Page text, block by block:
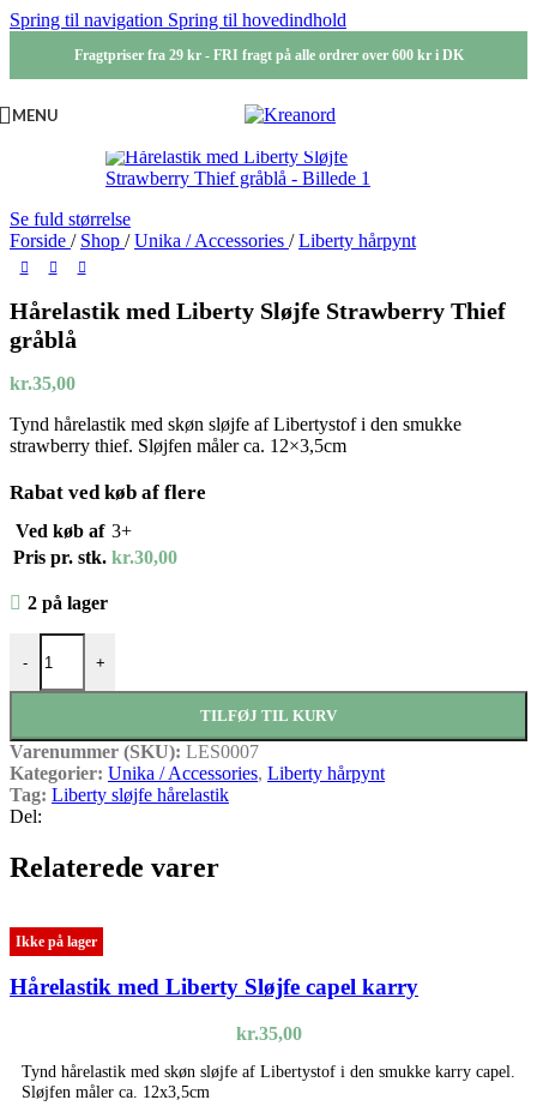
Spring til navigation Spring til hovedindhold
Fragtpriser fra 29 kr - FRI fragt på alle ordrer over 600 kr i DK
MENU
Se fuld størrelse
Forside / Shop / Unika / Accessories / Liberty hårpynt
Hårelastik med Liberty Sløjfe Strawberry Thief
gråblå
kr.35,00
Tynd hårelastik med skøn sløjfe af Libertystof i den smukke
strawberry thief. Sløjfen måler ca. 12×3,5cm
Rabat ved køb af flere
Ved køb af 3+
Pris pr. stk. kr.30,00
2 på lager
-
Hårelastik med Liberty Sløjfe Strawberry Thief gråblå antal
+
TILFØJ TIL KURV
Varenummer (SKU): LES0007
Kategorier: Unika / Accessories, Liberty hårpynt
Tag: Liberty sløjfe hårelastik
Del:
Relaterede varer
Ikke på lager
Hårelastik med Liberty Sløjfe capel karry
kr.35,00
Tynd hårelastik med skøn sløjfe af Libertystof i den smukke karry capel.
Sløjfen måler ca. 12x3,5cm